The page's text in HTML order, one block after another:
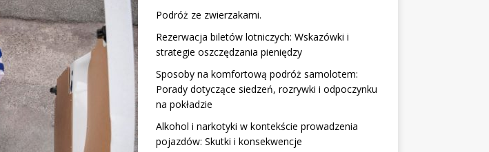
Podróż ze zwierzakami.
Rezerwacja biletów lotniczych: Wskazówki i
strategie oszczędzania pieniędzy
Sposoby na komfortową podróż samolotem:
Porady dotyczące siedzeń, rozrywki i odpoczynku
na pokładzie
Alkohol i narkotyki w kontekście prowadzenia
pojazdów: Skutki i konsekwencje